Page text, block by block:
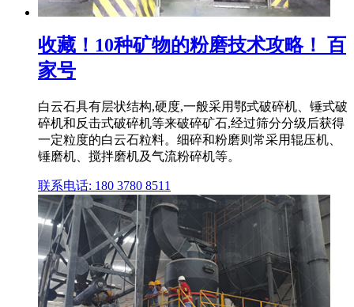
收藏！10种矿物的粉磨技术攻略！ 百
家号
白云石具有层状结构,硬度,一般采用鄂式破碎机、锤式破
碎机和反击式破碎机等来破碎矿石,经过筛分分级后获得
一定粒度的白云石粒料。细碎和粉磨则常采用辊压机、
锤磨机、搅拌磨机及气流粉碎机等。
联系电话: 180 3780 8511